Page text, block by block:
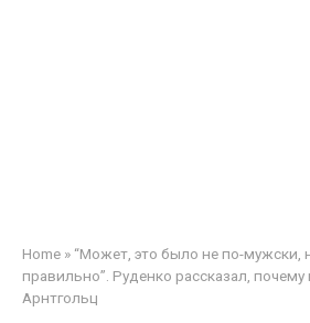
Home » “Может, это было не по-мужски,
правильно”. Руденко рассказал,
Арнтгольц